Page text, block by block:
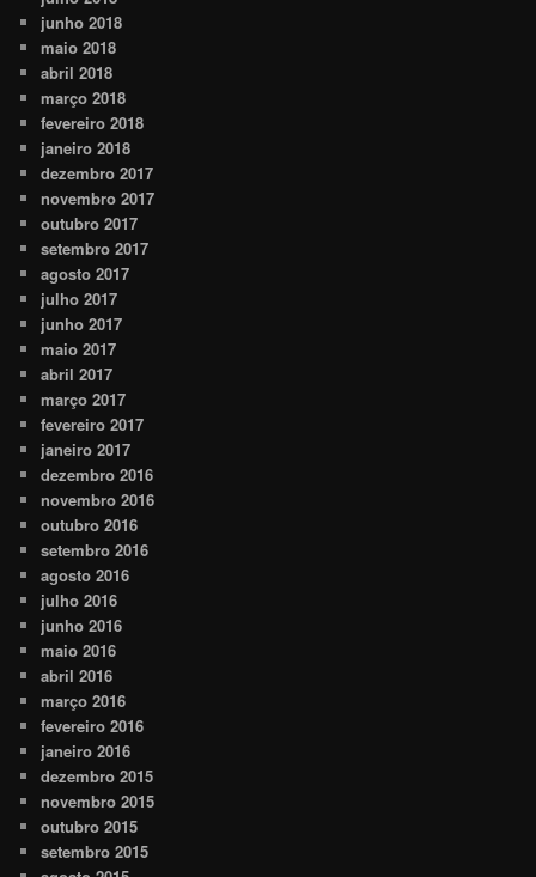
junho 2018
maio 2018
abril 2018
março 2018
fevereiro 2018
janeiro 2018
dezembro 2017
novembro 2017
outubro 2017
setembro 2017
agosto 2017
julho 2017
junho 2017
maio 2017
abril 2017
março 2017
fevereiro 2017
janeiro 2017
dezembro 2016
novembro 2016
outubro 2016
setembro 2016
agosto 2016
julho 2016
junho 2016
maio 2016
abril 2016
março 2016
fevereiro 2016
janeiro 2016
dezembro 2015
novembro 2015
outubro 2015
setembro 2015